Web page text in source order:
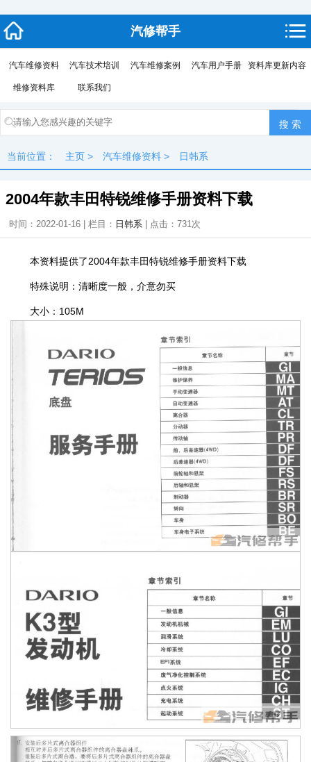
汽修帮手
汽车维修资料 汽车技术培训 汽车维修案例 汽车用户手册 资料库更新内容
维修资料库 联系我们
当前位置： 主页 > 汽车维修资料 > 日韩系
2004年款丰田特锐维修手册资料下载
时间：2022-01-16 | 栏目： 日韩系 | 点击： 731次
本资料提供了2004年款丰田特锐维修手册资料下载
特殊说明：清晰度一般，介意勿买
大小：105M